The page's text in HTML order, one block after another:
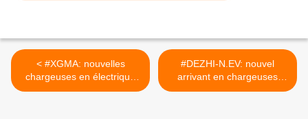
< #XGMA: nouvelles
chargeuses en électrique
pur. #CIRTtech-
#DEZHI-N.EV: nouvel
arrivant en chargeuses
électriques. #CIRTtech-